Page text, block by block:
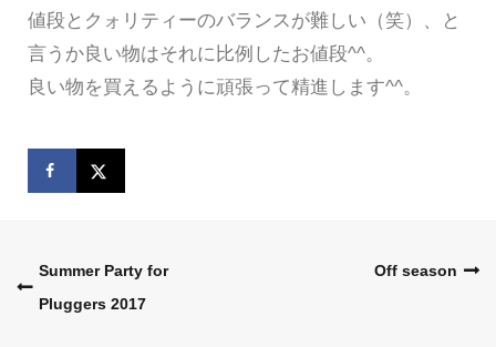
値段とクォリティーのバランスが難しい（笑）、と
言うか良い物はそれに比例したお値段^^。
良い物を買えるように頑張って精進します^^。
Post
Summer Party for
Pluggers 2017
Off season